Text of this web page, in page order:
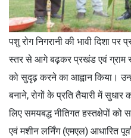
पशु रोग निगरानी की भावी दिशा पर
स्तर से आगे बढ़कर प्रखंड एवं ग्राम
को सुदृढ़ करने का आह्वान किया।
बनाने, रोगों के प्रति तैयारी में
लिए समयबद्ध नीतिगत हस्तक्षेपों को
एवं मशीन लर्निंग (एमएल) आधारित